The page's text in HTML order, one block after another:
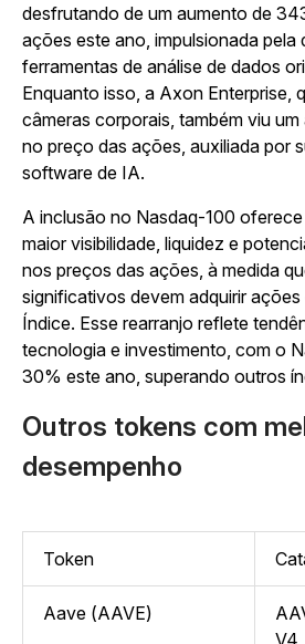
desfrutando de um aumento de
ações este ano, impulsionada pela
ferramentas de análise de dados
Enquanto isso, a Axon Enterprise,
câmeras corporais, também viu
no preço das ações, auxiliada por
software de IA.
A inclusão no Nasdaq-100
maior visibilidade, liquidez e
nos preços das ações, à medida
significativos devem adquirir
Índice. Esse rearranjo reflete
tecnologia e investimento, com o
30% este ano, superando outros
Outros tokens com
desempenho
Token
Aave (AAVE)